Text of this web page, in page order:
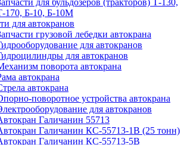
для бульдозеров (тракторов) Т-130,
170, Б-10, Б-10М
для автокранов
грузовой лебедки автокрана
для автокранов
для автокранов
поворота автокрана
автокрана
автокрана
поворотное устройства автокрана
для автокранов
Галичанин 55713
Галичанин КС-55713-1В (25 тонн)
Галичанин КС-55713-5В